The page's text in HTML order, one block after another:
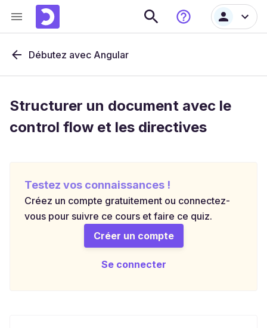
Débutez avec Angular
Structurer un document avec le
control flow et les directives
Testez vos connaissances !
Créez un compte gratuitement ou connectez-
vous pour suivre ce cours et faire ce quiz.
Créer un compte
Se connecter